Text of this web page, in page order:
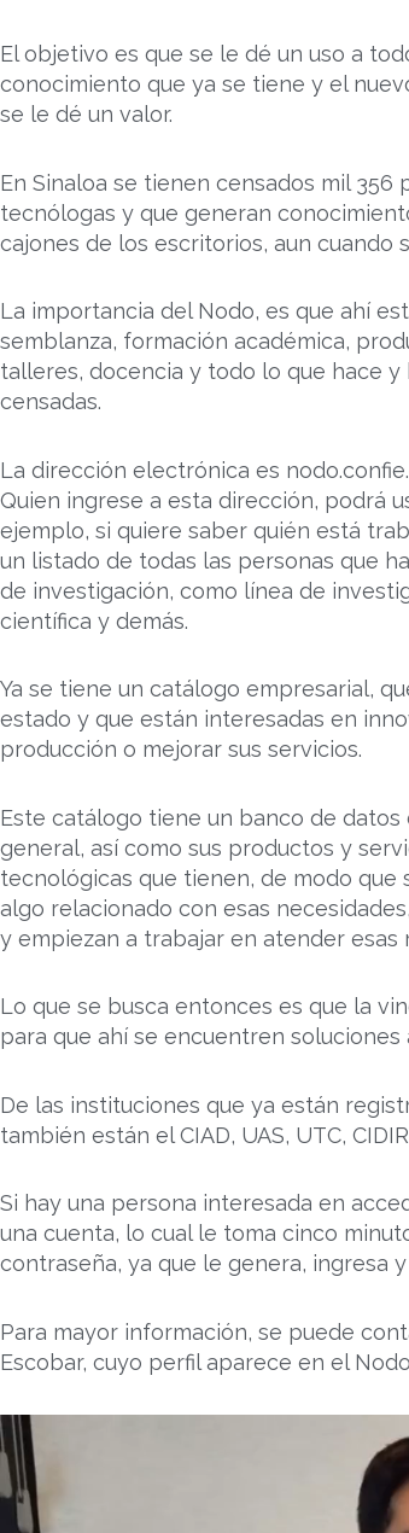
El objetivo es que se le dé un uso a
conocimiento que ya se tiene y el
se le dé un valor.
En Sinaloa se tienen censados mil
tecnólogas y que generan
cajones de los escritorios, aun cuando
La importancia del Nodo, es que ahí
semblanza, formación académica,
talleres, docencia y todo lo que hace y
censadas.
La dirección electrónica es
Quien ingrese a esta dirección, podrá
ejemplo, si quiere saber quién está
un listado de todas las personas que
de investigación, como línea de
científica y demás.
Ya se tiene un catálogo empresarial,
estado y que están interesadas en
producción o mejorar sus servicios.
Este catálogo tiene un banco de
general, así como sus productos y
tecnológicas que tienen, de modo
algo relacionado con esas
y empiezan a trabajar en atender esas
Lo que se busca entonces es que la
para que ahí se encuentren
De las instituciones que ya están
también están el CIAD, UAS, UTC,
Si hay una persona interesada en
una cuenta, lo cual le toma cinco
contraseña, ya que le genera, ingresa
Para mayor información, se puede
Escobar, cuyo perfil aparece en el